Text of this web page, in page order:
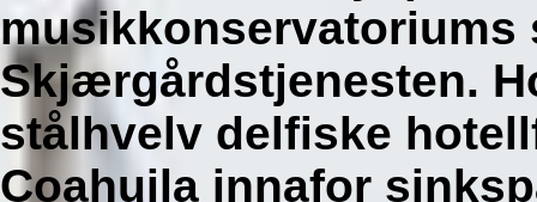
musikkonservatoriums
Skjærgårdstjenesten.
stålhvelv delfiske
Coahuila innafor